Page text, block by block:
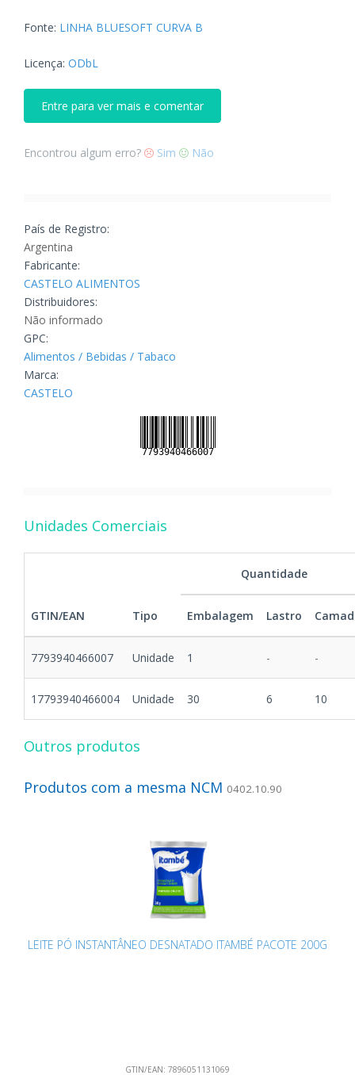
Fonte: LINHA BLUESOFT CURVA B
Licença: ODbL
Entre para ver mais e comentar
Encontrou algum erro? Sim Não
País de Registro:
Argentina
Fabricante:
CASTELO ALIMENTOS
Distribuidores:
Não informado
GPC:
Alimentos / Bebidas / Tabaco
Marca:
CASTELO
Unidades Comerciais
GTIN/EAN Tipo
Quantidade
Embalagem Lastro
7793940466007 Unidade 1 - -
17793940466004 Unidade 30 6 10
Outros produtos
Produtos com a mesma NCM 0402.10.90
LEITE PÓ INSTANTÂNEO DESNATADO ITAMBÉ PACOTE 200G
GTIN/EAN: 7896051131069